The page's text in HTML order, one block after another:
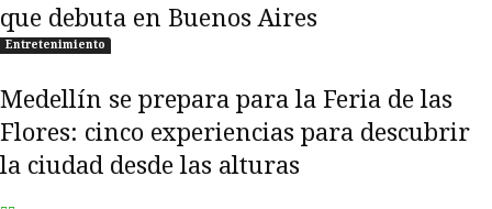
que debuta en Buenos Aires
Entretenimiento
Medellín se prepara para la Feria de las
Flores: cinco experiencias para descubrir
la ciudad desde las alturas